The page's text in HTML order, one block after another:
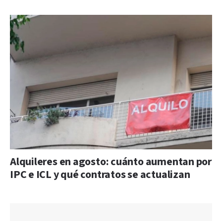
Alquileres en agosto: cuánto aumentan por
IPC e ICL y qué contratos se actualizan